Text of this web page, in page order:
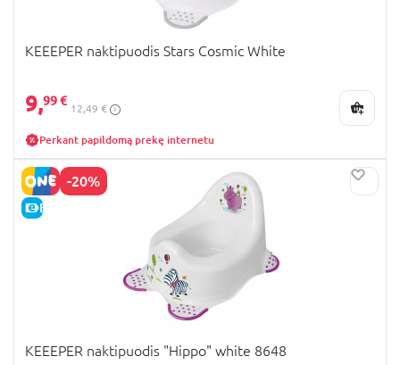
KEEEPER naktipuodis Stars Cosmic White
9,99 €
12,49 €
Perkant papildomą prekę internetu
-20%
E-KAINA
KEEEPER naktipuodis "Hippo" white 8648